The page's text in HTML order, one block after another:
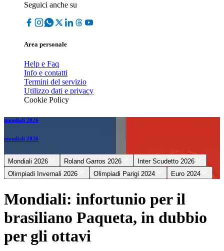
Seguici anche su
Area personale
Help e Faq
Info e contatti
Termini del servizio
Utilizzo dati e privacy
Cookie Policy
mondiali 2026
mondiali 2026
Mondiali 2026 Roland Garros 2026
Inter Scudetto 2026
Olimpiadi Invernali 2026
Olimpiadi Parigi 2024 Euro 2024
Mondiali: infortunio per il
brasiliano Paqueta, in dubbio
per gli ottavi